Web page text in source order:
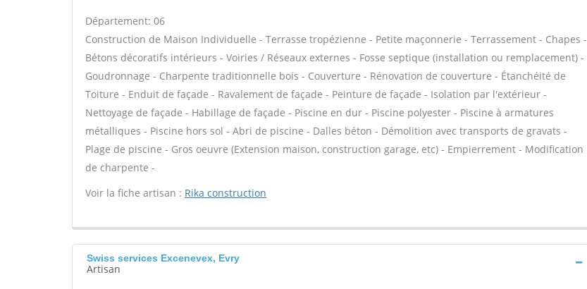
Département: 06
Construction de Maison Individuelle - Terrasse tropézienne - Petite maçonnerie - Terrassement - Chapes -
Bétons décoratifs intérieurs - Voiries / Réseaux externes - Fosse septique (installation ou remplacement) -
Goudronnage - Charpente traditionnelle bois - Couverture - Rénovation de couverture - Étanchéité de
Toiture - Enduit de façade - Ravalement de façade - Peinture de façade - Isolation par l'extérieur -
Nettoyage de façade - Habillage de façade - Piscine en dur - Piscine polyester - Piscine à armatures
métalliques - Piscine hors sol - Abri de piscine - Dalles béton - Démolition avec transports de gravats -
Plage de piscine - Gros oeuvre (Extension maison, construction garage, etc) - Empierrement - Modification
de charpente -
Voir la fiche artisan : Rika construction
Swiss services Excenevex, Evry
Artisan